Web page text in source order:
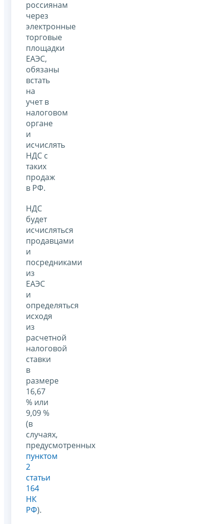
россиянам
через
электронные
торговые
площадки
ЕАЭС,
обязаны
встать
на
учет в
налоговом
органе
и
исчислять
НДС с
таких
продаж
в РФ.
НДС
будет
исчисляться
продавцами
и
посредниками
из
ЕАЭС
и
определяться
исходя
из
расчетной
налоговой
ставки
в
размере
16,67
% или
9,09 %
(в
случаях,
предусмотренных
пунктом
2
статьи
164
НК
РФ).